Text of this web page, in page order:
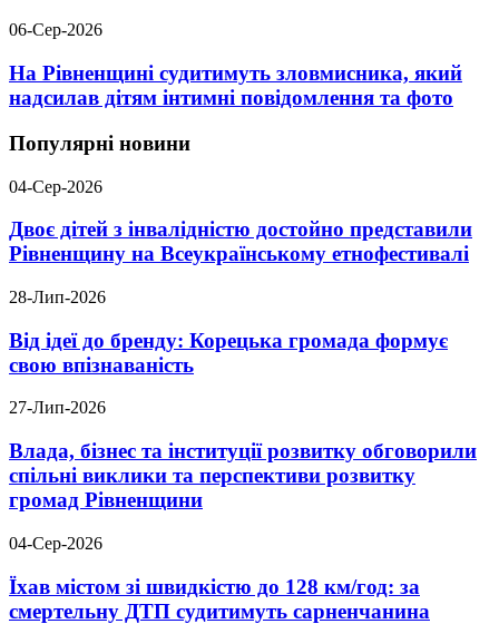
06-Сер-2026
На Рівненщині судитимуть зловмисника, який
надсилав дітям інтимні повідомлення та фото
Популярні новини
04-Сер-2026
Двоє дітей з інвалідністю достойно представили
Рівненщину на Всеукраїнському етнофестивалі
28-Лип-2026
Від ідеї до бренду: Корецька громада формує
свою впізнаваність
27-Лип-2026
Влада, бізнес та інституції розвитку обговорили
спільні виклики та перспективи розвитку
громад Рівненщини
04-Сер-2026
Їхав містом зі швидкістю до 128 км/год: за
смертельну ДТП судитимуть сарненчанина